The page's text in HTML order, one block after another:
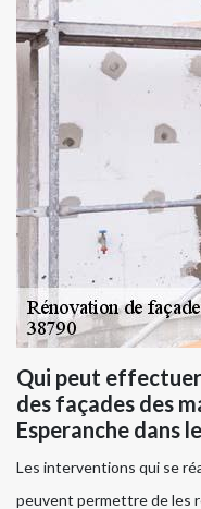
Qui peut
des façades des
Esperanche dans
Les interventions qui se
peuvent permettre de les